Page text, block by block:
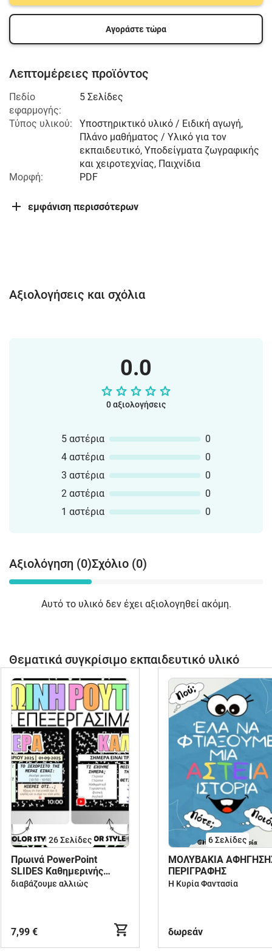
Αγοράστε τώρα
Λεπτομέρειες προϊόντος
Πεδίο
εφαρμογής:
5 Σελίδες
Τύπος υλικού:
Υποστηρικτικό υλικό / Ειδική αγωγή,
Πλάνο μαθήματος / Υλικό για τον
εκπαιδευτικό, Υποδείγματα ζωγραφικής
και χειροτεχνίας, Παιχνίδια
Μορφή:
PDF
εμφάνιση περισσότερων
Αξιολογήσεις και σχόλια
0.0
0 αξιολογήσεις
5 αστέρια
0
4 αστέρια
0
3 αστέρια
0
2 αστέρια
0
1 αστέρια
0
Αξιολόγηση (0)Σχόλιο (0)
Αυτό το υλικό δεν έχει αξιολογηθεί ακόμη.
Θεματικά συγκρίσιμο εκπαιδευτικό υλικό
26Σελίδες
Πρωινά PowerPoint
SLIDES Καθημερινής
Ρουτίνας
διαβάζουμε αλλιώς
7,99 €
6Σελίδες
ΜΟΛΥΒΑΚΙΑ
ΠΕΡΙΓΡΑΦΗΣ
Η Κυρία Φαντασία
δωρεάν